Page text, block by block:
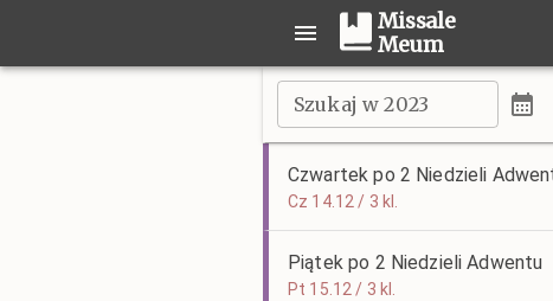
Missale
Meum
Szukaj w 2023
Czwartek po 2 Niedzieli
Cz 14.12 / 3 kl.
Piątek po 2 Niedzieli Adwentu
Pt 15.12 / 3 kl.